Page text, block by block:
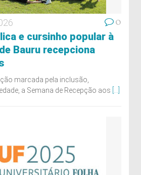
0
e cursinho popular à
Bauru recepciona
marcada pela inclusão,
a Semana de Recepção aos